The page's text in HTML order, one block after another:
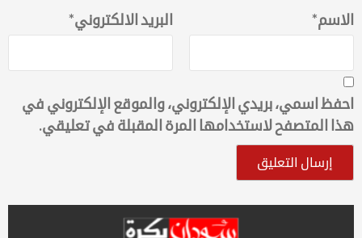
الاسم* البريد الالكتروني*
احفظ اسمي، بريدي الإلكتروني، والموقع الإلكتروني في
هذا المتصفح لاستخدامها المرة المقبلة في تعليقي.